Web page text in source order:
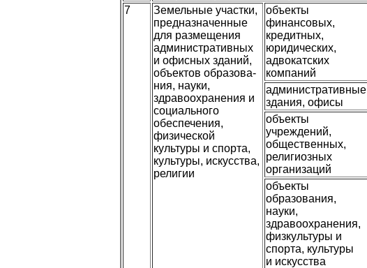
7
Земельные участки,
предназначенные
для размещения
администра­тивных
и офисных зда­ний,
объектов образова­
ния, науки,
здравоохра­нения и
социального
обеспечения,
физической
культуры и спорта,
куль­туры, искусства,
религии
объекты
финансовых,
кредитных,
юридических,
адвокатских
компаний
административные
здания, офисы
объекты
учреждений,
общественных,
религиозных
организаций
объекты
образования,
науки,
здравоохранения,
физкультуры и
спорта, культуры
и искусства